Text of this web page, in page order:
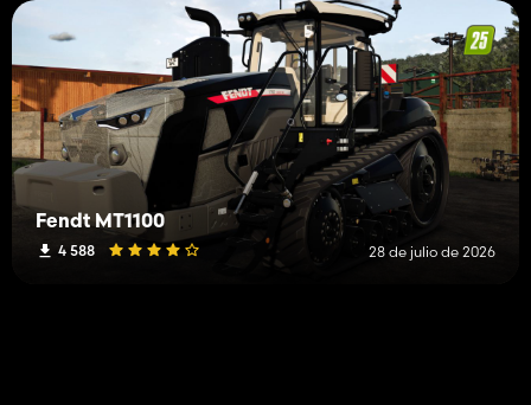
Fendt MT1100
4 588 28 de julio de 2026